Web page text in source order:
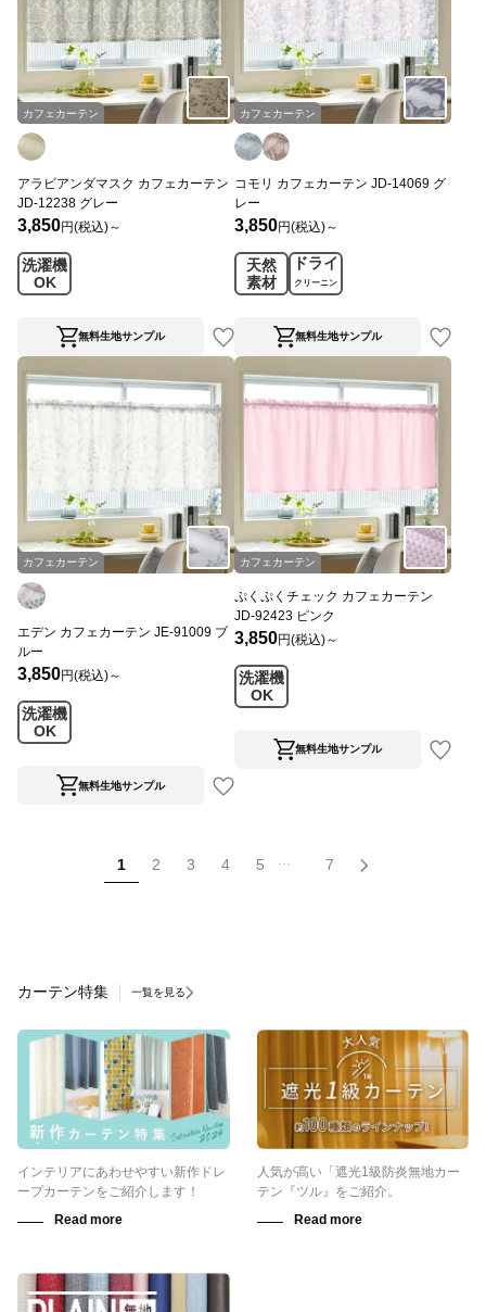
カフェカーテン
アラビアンダマスク カフェカーテン
JD-12238 グレー
3,850円(税込)～
洗濯機
OK
無料生地サンプル
カフェカーテン
コモリ カフェカーテン JD-14069 グ
レー
3,850円(税込)～
天然
素材
ドライ
クリーニン
無料生地サンプル
カフェカーテン
エデン カフェカーテン JE-91009 ブ
ルー
3,850円(税込)～
洗濯機
OK
無料生地サンプル
カフェカーテン
ぷくぷくチェック カフェカーテン
JD-92423 ピンク
3,850円(税込)～
洗濯機
OK
無料生地サンプル
1 2 3 4 5 7
カーテン特集 一覧を見る
インテリアにあわせやすい新作ドレ
ープカーテンをご紹介します！
人気が高い「遮光1級防炎無地カー
テン『ツル』をご紹介。